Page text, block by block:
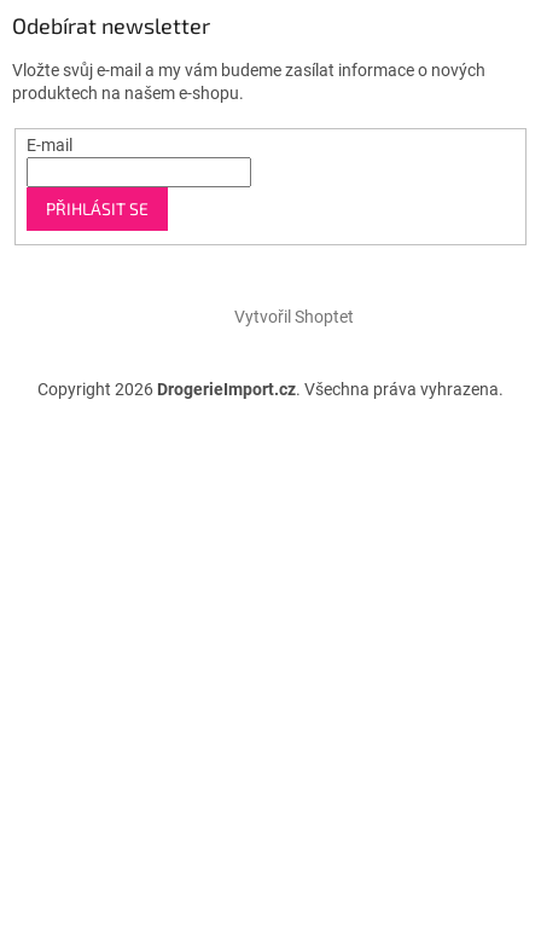
Odebírat newsletter
Vložte svůj e-mail a my vám budeme zasílat informace o nových
produktech na našem e-shopu.
E-mail
PŘIHLÁSIT SE
Vytvořil Shoptet
Copyright 2026 DrogerieImport.cz. Všechna práva vyhrazena.